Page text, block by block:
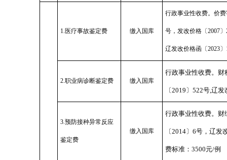
1.医疗事故鉴定费 缴入国库
行政事业性收费。价费
号，发改价格〔2007
辽发改价格函〔2023
2.职业病诊断鉴定费 缴入国库
行政事业性收费。财
〔2019〕522号,辽
3.预防接种异常反应
鉴定费
缴入国库
行政事业性收费。财
〔2014〕6号，辽
费标准：3500元/例